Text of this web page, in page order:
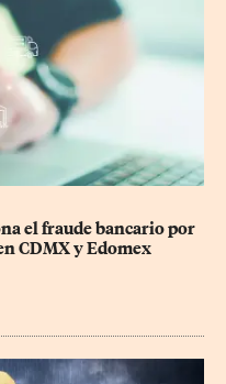
el fraude bancario por
CDMX y Edomex